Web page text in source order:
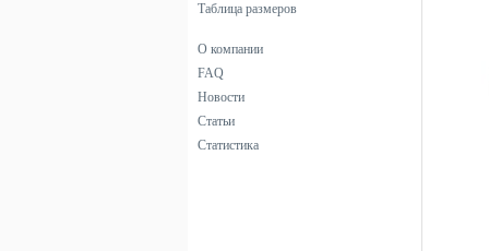
Таблица размеров
О компании
FAQ
Новости
Статьи
Статистика